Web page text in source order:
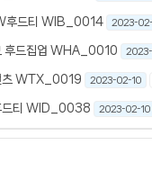
후드티 WIB_0014 2023-
후드집업 WHA_0010
츠 WTX_0019 2023-02-10
드티 WID_0038 2023-02-10